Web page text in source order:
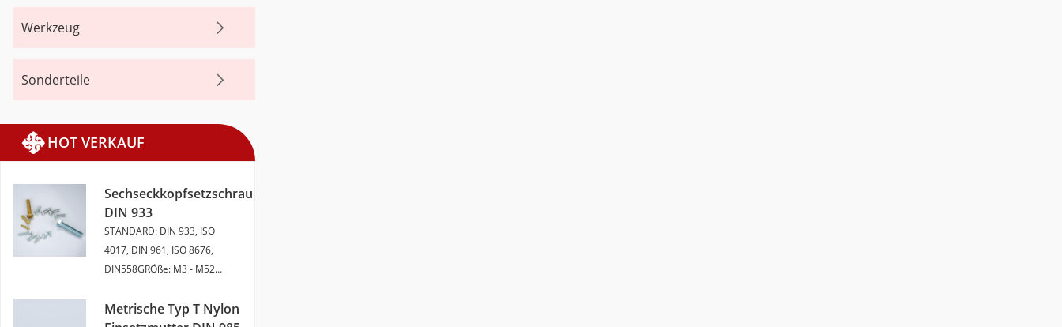
Werkzeug
Sonderteile
HOT VERKAUF
Sechseckkopfsetzschrauben
DIN 933
STANDARD: DIN 933, ISO
4017, DIN 961, ISO 8676,
DIN558GRÖße: M3 - M52
Kohlenstoffstahl, Edelstahl,
Metrische Typ T Nylon